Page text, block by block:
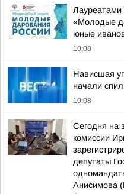
Лауреатами
«Молодые
юные
10:08
Нависшая
начали
10:08
Сегодня на
комиссии
депутаты
Анисимова